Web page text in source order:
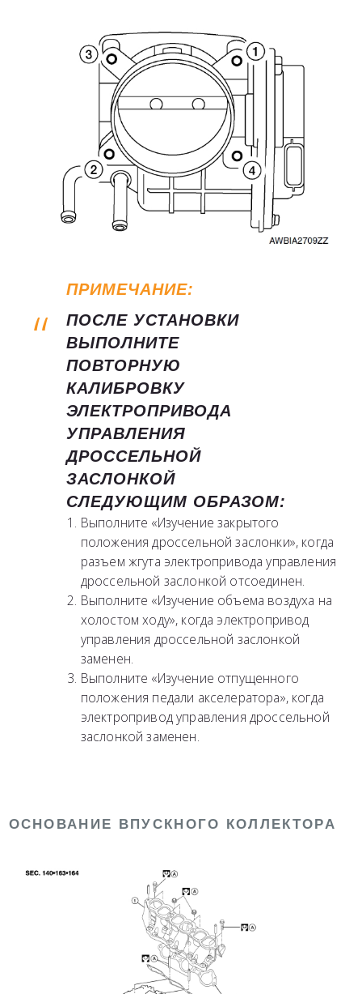
ПРИМЕЧАНИЕ:
ПОСЛЕ УСТАНОВКИ
ВЫПОЛНИТЕ
ПОВТОРНУЮ
КАЛИБРОВКУ
ЭЛЕКТРОПРИВОДА
УПРАВЛЕНИЯ
ДРОССЕЛЬНОЙ
ЗАСЛОНКОЙ
СЛЕДУЮЩИМ ОБРАЗОМ:
Выполните «Изучение закрытого
положения дроссельной заслонки», когда
разъем жгута электропривода управления
дроссельной заслонкой отсоединен.
Выполните «Изучение объема воздуха на
холостом ходу», когда электропривод
управления дроссельной заслонкой
заменен.
Выполните «Изучение отпущенного
положения педали акселератора», когда
электропривод управления дроссельной
заслонкой заменен.
ОСНОВАНИЕ ВПУСКНОГО КОЛЛЕКТОРА